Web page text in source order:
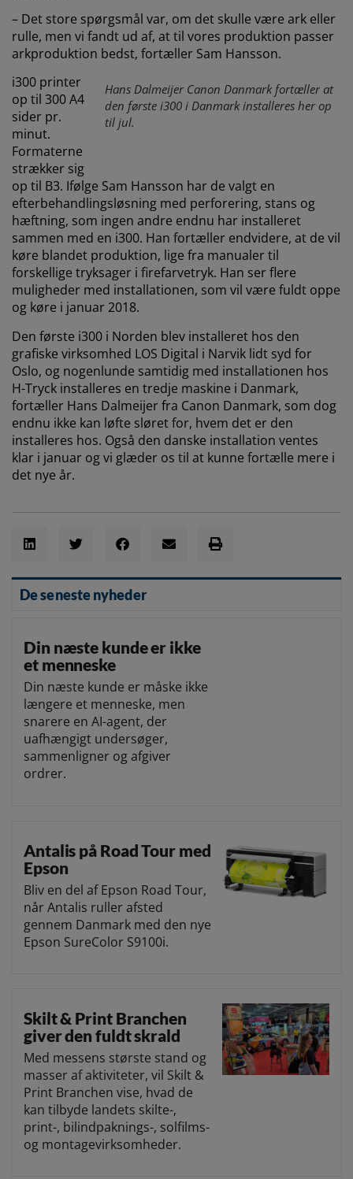
– Det store spørgsmål var, om det skulle være ark eller
rulle, men vi fandt ud af, at til vores produktion passer
arkproduktion bedst, fortæller Sam Hansson.
Hans Dalmeijer Canon Danmark fortæller at
den første i300 i Danmark installeres her op
til jul.
i300 printer
op til 300 A4
sider pr.
minut.
Formaterne
strækker sig
op til B3. Ifølge Sam Hansson har de valgt en
efterbehandlingsløsning med perforering, stans og
hæftning, som ingen andre endnu har installeret
sammen med en i300. Han fortæller endvidere, at de vil
køre blandet produktion, lige fra manualer til
forskellige tryksager i firefarvetryk. Han ser flere
muligheder med installationen, som vil være fuldt oppe
og køre i januar 2018.
Den første i300 i Norden blev installeret hos den
grafiske virksomhed LOS Digital i Narvik lidt syd for
Oslo, og nogenlunde samtidig med installationen hos
H-Tryck installeres en tredje maskine i Danmark,
fortæller Hans Dalmeijer fra Canon Danmark, som dog
endnu ikke kan løfte sløret for, hvem det er den
installeres hos. Også den danske installation ventes
klar i januar og vi glæder os til at kunne fortælle mere i
det nye år.
De seneste nyheder
Din næste kunde er ikke
et menneske
Din næste kunde er måske ikke
længere et menneske, men
snarere en AI-agent, der
uafhængigt undersøger,
sammenligner og afgiver
ordrer.
Antalis på Road Tour med
Epson
Bliv en del af Epson Road Tour,
når Antalis ruller afsted
gennem Danmark med den nye
Epson SureColor S9100i.
Skilt & Print Branchen
giver den fuldt skrald
Med messens største stand og
masser af aktiviteter, vil Skilt &
Print Branchen vise, hvad de
kan tilbyde landets skilte-,
print-, bilindpaknings-, solfilms-
og montagevirksomheder.